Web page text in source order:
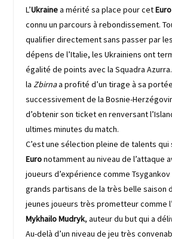
L’Ukrainea mérité sa place pour cet
connu un parcours à rebondissement.
qualifier directement sans passer par
dépens de l’Italie, les Ukrainiens ont
égalité de points avec la Squadra
la Zbirnaa profité d’un tirage à sa
successivement de la Bosnie-
d’obtenir son ticket en renversant
ultimes minutes du match.
C’est une sélection pleine de talents
Euronotamment au niveau de l’attaque
joueurs d’expérience comme
grands partisans de la très belle saison
jeunes joueurs très prometteur comme
Mykhailo Mudryk, auteur du but qui a
Au-delà d’un niveau de jeu très